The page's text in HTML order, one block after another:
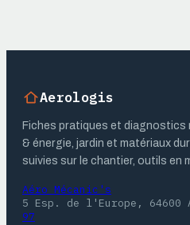
Aerologis
Fiches pratiques et diagnostics
& énergie, jardin et matériaux
suivies sur le chantier, outils en
Aéro Mécanic's
5 Esp. de l'Europe, 64600
97